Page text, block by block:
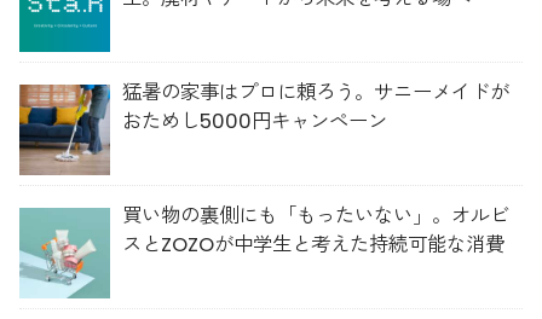
猛暑の家事はプロに頼ろう。サニーメイドが
おためし5000円キャンペーン
買い物の裏側にも「もったいない」。オルビ
スとZOZOが中学生と考えた持続可能な消費